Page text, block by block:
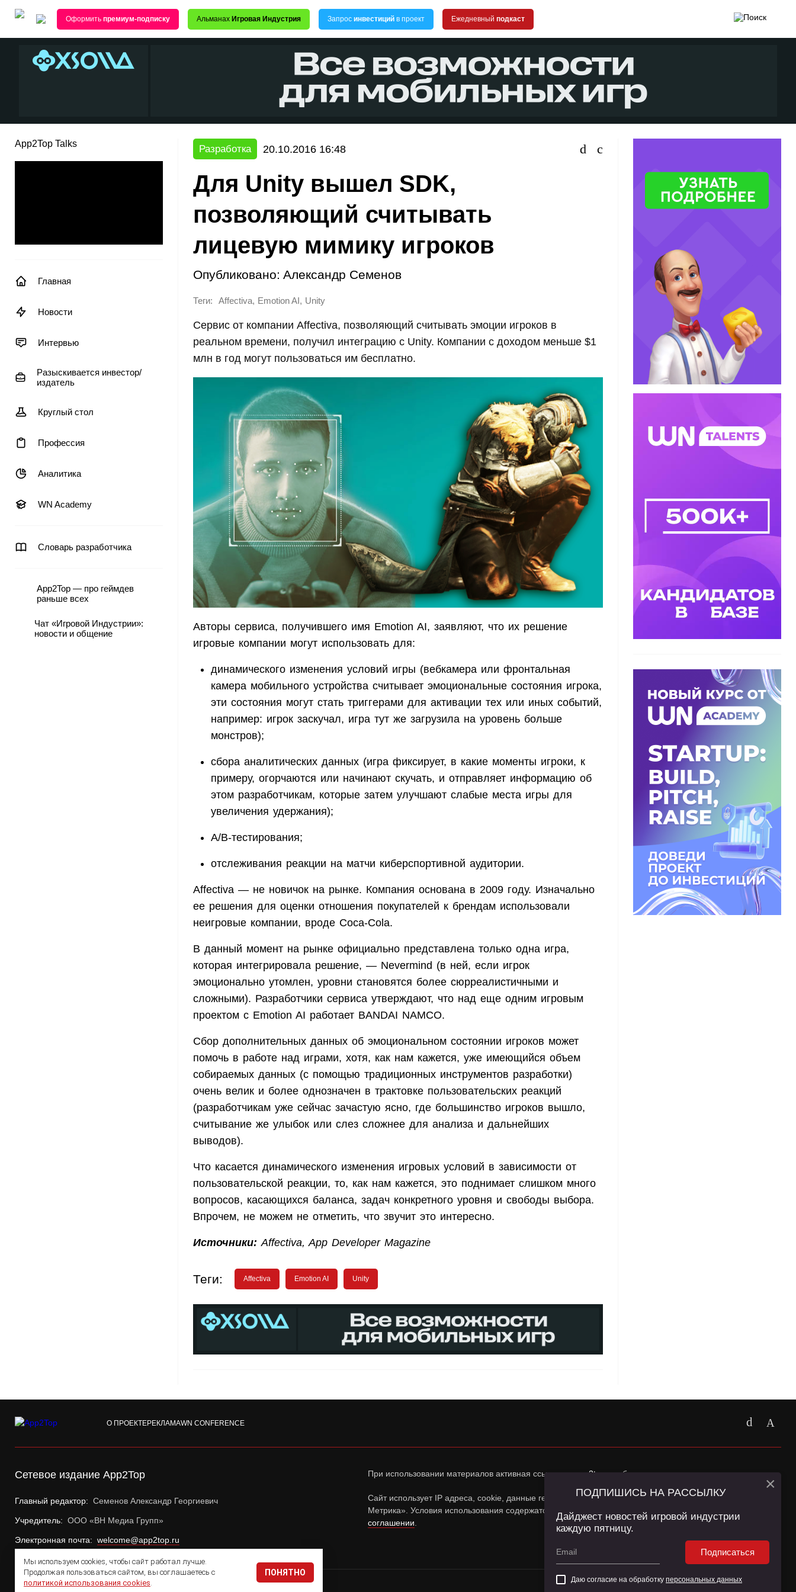
Оформить премиум-подписку Альманах Игровая Индустрия Запрос инвестиций в проект Ежедневный подкаст
App2Top Talks
Главная
Новости
Интервью
Разыскивается инвестор/
издатель
Круглый стол
Профессия
Аналитика
WN Academy
Словарь разработчика
App2Top — про геймдев
раньше всех
Чат «Игровой Индустрии»:
новости и общение
Разработка 20.10.2016 16:48
Для Unity вышел SDK,
позволяющий считывать
лицевую мимику игроков
Опубликовано: Александр Семенов
Теги: Affectiva, Emotion AI , Unity
Сервис от компании Affectiva, позволяющий считывать эмоции игроков в
реальном времени, получил интеграцию с Unity. Компании с доходом меньше $1
млн в год могут пользоваться им бесплатно.
Авторы сервиса, получившего имя Emotion AI, заявляют, что их решение
игровые компании могут использовать для:
динамического изменения условий игры (вебкамера или фронтальная
камера мобильного устройства считывает эмоциональные состояния игрока,
эти состояния могут стать триггерами для активации тех или иных событий,
например: игрок заскучал, игра тут же загрузила на уровень больше
монстров);
сбора аналитических данных (игра фиксирует, в какие моменты игроки, к
примеру, огорчаются или начинают скучать, и отправляет информацию об
этом разработчикам, которые затем улучшают слабые места игры для
увеличения удержания);
А/B-тестирования;
отслеживания реакции на матчи киберспортивной аудитории.
Affectiva — не новичок на рынке. Компания основана в 2009 году. Изначально
ее решения для оценки отношения покупателей к брендам использовали
неигровые компании, вроде Coca-Cola.
В данный момент на рынке официально представлена только одна игра,
которая интегрировала решение, — Nevermind (в ней, если игрок
эмоционально утомлен, уровни становятся более сюрреалистичными и
сложными). Разработчики сервиса утверждают, что над еще одним игровым
проектом с Emotion AI работает BANDAI NAMCO.
Сбор дополнительных данных об эмоциональном состоянии игроков может
помочь в работе над играми, хотя, как нам кажется, уже имеющийся объем
собираемых данных (с помощью традиционных инструментов разработки)
очень велик и более однозначен в трактовке пользовательских реакций
(разработчикам уже сейчас зачастую ясно, где большинство игроков вышло,
считывание же улыбок или слез сложнее для анализа и дальнейших
выводов).
Что касается динамического изменения игровых условий в зависимости от
пользовательской реакции, то, как нам кажется, это поднимает слишком много
вопросов, касающихся баланса, задач конкретного уровня и свободы выбора.
Впрочем, не можем не отметить, что звучит это интересно.
Источники: Affectiva, App Developer Magazine
Теги: Affectiva Emotion AI Unity
О ПРОЕКТЕРЕКЛАМАWN CONFERENCE
Сетевое издание App2Top
Главный редактор: Семенов Александр Георгиевич
Учредитель: ООО «ВН Медиа Групп»
Электронная почта: welcome@app2top.ru
При использовании материалов активная ссылка наapp2top.ruобязательна.
Сайт использует IP адреса, cookie, данные геолокации Пользователей сайта и сервис «Яндекс
Метрика». Условия использования содержатся в
Политике конфиденциальностии
соглашении
© 2011 — 2026 App2Top
Мы используем cookies, чтобы сайт работал лучше.
Продолжая пользоваться сайтом, вы соглашаетесь с
политикой использования cookies.
ПОНЯТНО
ПОДПИШИСЬ НА РАССЫЛКУ
Дайджест новостей игровой индустрии
каждую пятницу.
Подписаться
Даю согласие на обработку персональных данных
×